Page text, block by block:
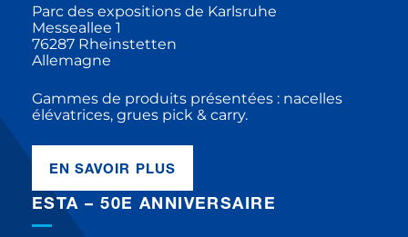
Parc des expositions de Karlsruhe
Messeallee 1
76287 Rheinstetten
Allemagne
Gammes de produits présentées : nacelles
élévatrices, grues pick & carry.
EN SAVOIR PLUS
ESTA – 50E ANNIVERSAIRE